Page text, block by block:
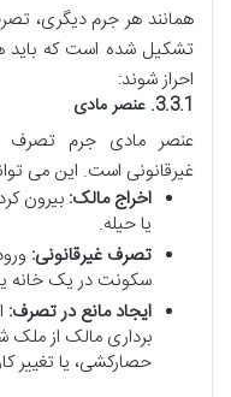
همانند هر جرم دیگری،
تشکیل شده است که باید
احراز شوند:
3.3.1. عنصر مادی
عنصر مادی جرم تصرف
غیرقانونی است. این می
اخراج مالک: بیرون
یا حیله.
تصرف غیرقانونی:
سکونت در یک خانه
ایجاد مانع در تصرف:
برداری مالک از ملک
حصارکشی، یا تغییر